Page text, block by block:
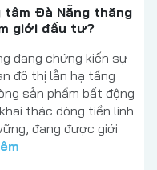
tâm Đà Nẵng thăng
giới đầu tư?
đang chứng kiến sự
đô thị lẫn hạ tầng
sản phẩm bất động
thác dòng tiền linh
đang được giới